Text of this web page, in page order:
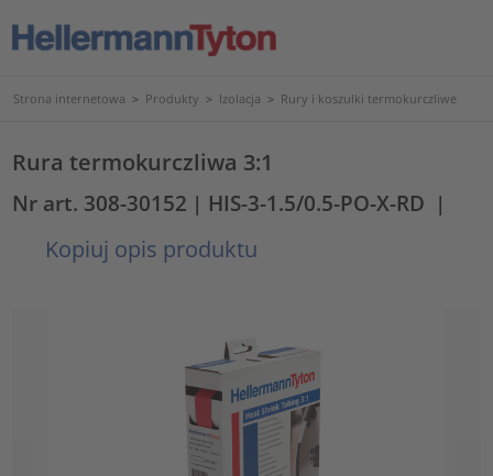
Strona internetowa > Produkty > Izolacja > Rury i koszulki termokurczliwe
Rura termokurczliwa 3:1
Nr art. 308-30152 | HIS-3-1.5/0.5-PO-X-RD |
Kopiuj opis produktu